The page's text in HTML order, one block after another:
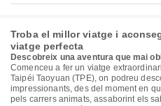
Troba el millor viatge i
viatge perfecta
Descobreix una aventura que mai
Comenceu a fer un viatge
Taipéi Taoyuan (TPE), on podreu
impressionants, des del moment en
pels carrers animats, assaborint els